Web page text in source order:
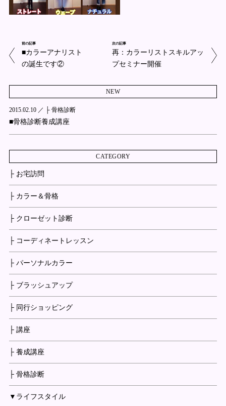
前の記事
■カラーアナリスト
の誕生です②
次の記事
再：カラーリストスキルアッ
プセミナー開催
NEW
2015.02.10 ／ ├ 骨格診断
■骨格診断養成講座
CATEGORY
├ お宅訪問
├ カラー＆骨格
├ クローゼット診断
├ コーディネートレッスン
├ パーソナルカラー
├ ブラッシュアップ
├ 同行ショッピング
├ 講座
├ 養成講座
├ 骨格診断
▼ライフスタイル